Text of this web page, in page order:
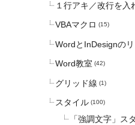
１行アキ／改行を入
VBAマクロ (15)
WordとInDesignの
Word教室 (42)
グリッド線 (1)
スタイル (100)
「強調文字」ス